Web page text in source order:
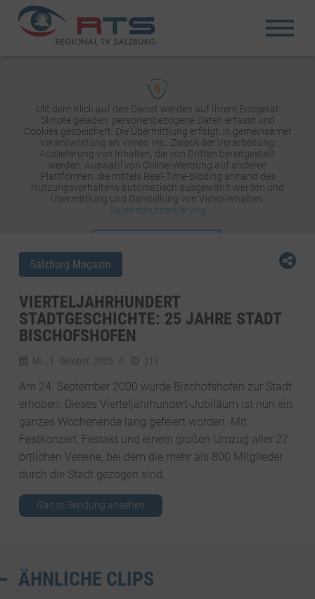
Mit dem Klick auf den Dienst werden auf Ihrem Endgerät
Skripte geladen, personenbezogene Daten erfasst und
Cookies gespeichert. Die Übermittlung erfolgt: in gemeinsamer
Verantwortung an Vimeo Inc.. Zweck der Verarbeitung:
Auslieferung von Inhalten, die von Dritten bereitgestellt
werden, Auswahl von Online-Werbung auf anderen
Plattformen, die mittels Real-Time-Bidding anhand des
Nutzungsverhaltens automatisch ausgewählt werden und
Übermittlung und Darstellung von Video-Inhalten.
Datenschutzerklärung
Salzburg Magazin
VIERTELJAHRHUNDERT
STADTGESCHICHTE: 25 JAHRE STADT
BISCHOFSHOFEN
Mi., 1. Oktober. 2025 213
Am 24. September 2000 wurde Bischofshofen zur Stadt
erhoben. Dieses Vierteljahrhundert-Jubiläum ist nun ein
ganzes Wochenende lang gefeiert worden. Mit
Festkonzert, Festakt und einem großen Umzug aller 27
örtlichen Vereine, bei dem die mehr als 800 Mitglieder
durch die Stadt gezogen sind.
Ganze Sendung ansehen
ÄHNLICHE CLIPS